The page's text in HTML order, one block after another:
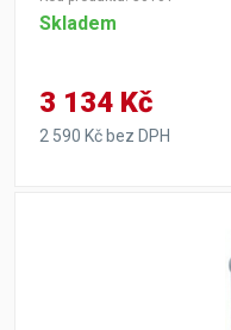
Skladem
3 134 Kč
2 590 Kč bez DPH